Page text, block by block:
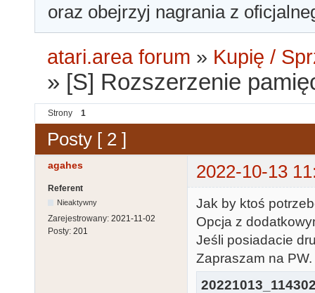
oraz obejrzyj nagrania z
atari.area forum » Kupię /
» [S] Rozszerzenie
Strony 1
Posty [ 2 ]
agahes 2022-10-13
Referent
Nieaktywny
Zarejestrowany: 2021-11-02
Posty: 201
Jak by ktoś
Opcja z
Jeśli posiadacie
Zapraszam na PW.